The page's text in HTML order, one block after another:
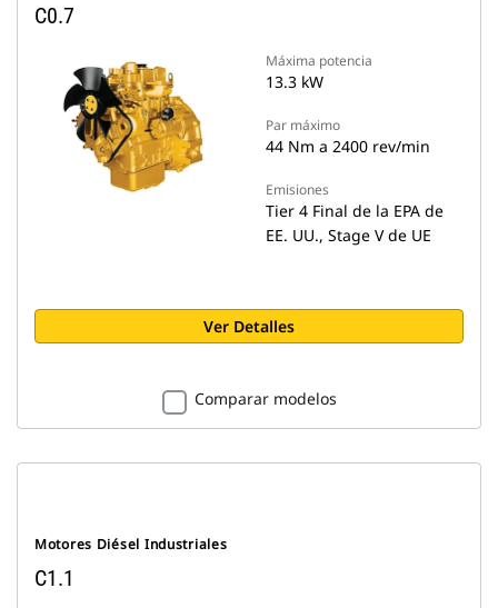
C0.7
Máxima potencia
13.3 kW
Par máximo
44 Nm a 2400 rev/min
Emisiones
Tier 4 Final de la EPA de
EE. UU., Stage V de UE
Ver Detalles
Comparar modelos
Motores Diésel Industriales
C1.1